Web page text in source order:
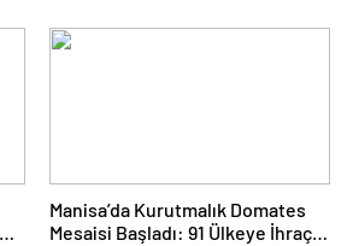
Manisa’da Kurutmalık Domates
Mesaisi Başladı: 91 Ülkeye İhraç